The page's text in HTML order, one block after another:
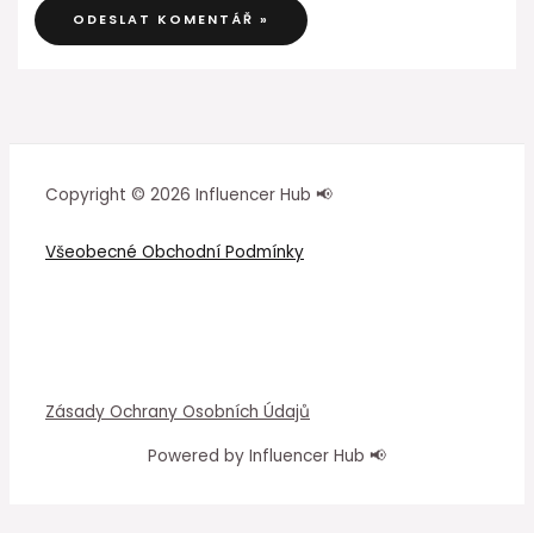
Copyright © 2026 Influencer Hub 📢
Všeobecné Obchodní Podmínky
Zásady Ochrany Osobních Údajů
Powered by Influencer Hub 📢